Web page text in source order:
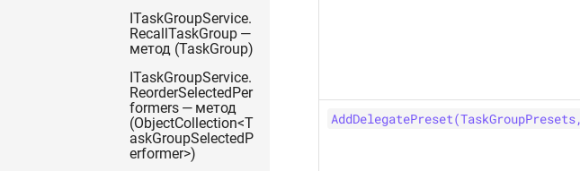
ITaskGroupService.
RecallTaskGroup —
метод (TaskGroup)
ITaskGroupService.
ReorderSelectedPer
formers — метод
(ObjectCollection<T
askGroupSelectedP
erformer>)